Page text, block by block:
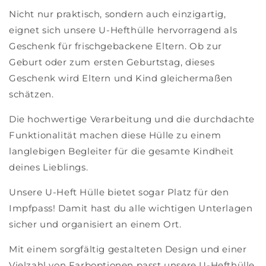
Nicht nur praktisch, sondern auch einzigartig,
eignet sich unsere U-Hefthülle hervorragend als
Geschenk für frischgebackene Eltern. Ob zur
Geburt oder zum ersten Geburtstag, dieses
Geschenk wird Eltern und Kind gleichermaßen
schätzen.
Die hochwertige Verarbeitung und die durchdachte
Funktionalität machen diese Hülle zu einem
langlebigen Begleiter für die gesamte Kindheit
deines Lieblings.
Unsere U-Heft Hülle bietet sogar Platz für den
Impfpass! Damit hast du alle wichtigen Unterlagen
sicher und organisiert an einem Ort.
Mit einem sorgfältig gestalteten Design und einer